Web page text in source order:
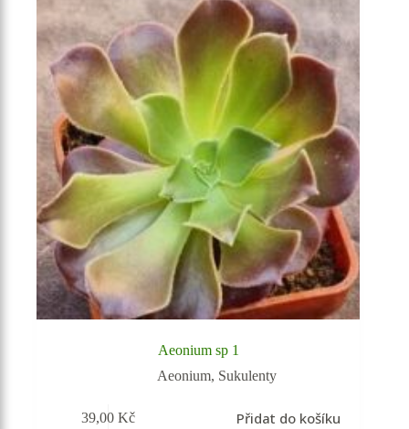
Aeonium sp 1
Aeonium, Sukulenty
39,00Kč Přidat do košíku